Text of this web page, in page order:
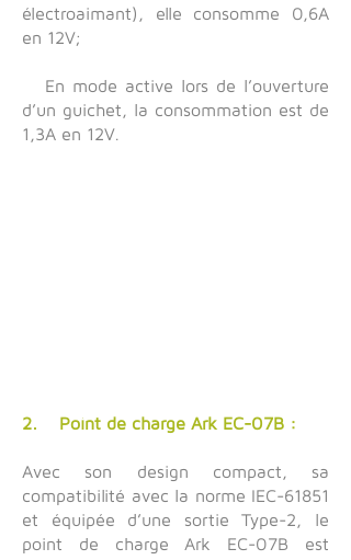
électroaimant), elle consomme 0,6A
en 12V;
En mode active lors de l’ouverture
d’un guichet, la consommation est de
1,3A en 12V.
2. Point de charge Ark EC-07B :
Avec son design compact, sa
compatibilité avec la norme IEC-61851
et équipée d’une sortie Type-2, le
point de charge Ark EC-07B est